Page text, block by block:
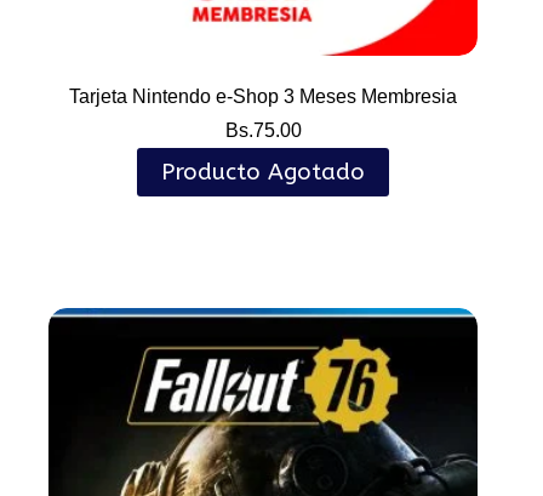
Tarjeta Nintendo e-Shop 3 Meses Membresia
Bs.75.00
Producto Agotado